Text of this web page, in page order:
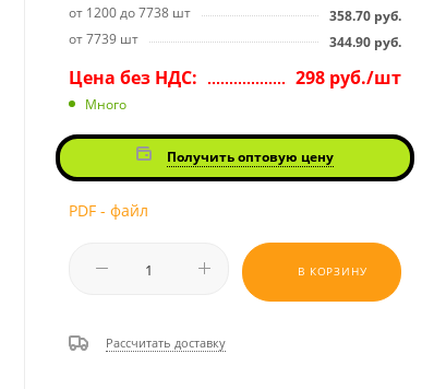
от 1200 до 7738 шт
358.70 руб.
от 7739 шт
344.90 руб.
Цена без НДС: 298 руб./шт
Много
Получить оптовую цену
PDF - файл
В КОРЗИНУ
Рассчитать доставку